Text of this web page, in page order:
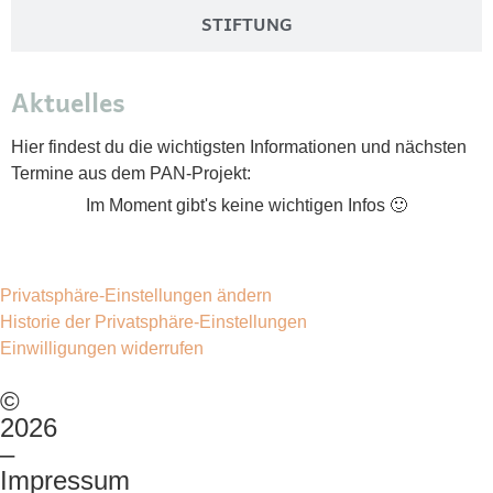
STIFTUNG
Aktuelles
Hier findest du die wichtigsten Informationen und nächsten
Termine aus dem PAN-Projekt:
Im Moment gibt's keine wichtigen Infos 🙂
Privatsphäre-Einstellungen ändern
Historie der Privatsphäre-Einstellungen
Einwilligungen widerrufen
©
2026
–
Impressum